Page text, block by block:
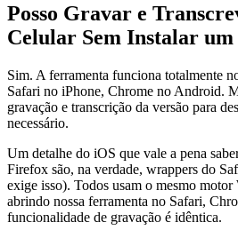
Posso Gravar e
Celular Sem Instalar
Sim. A ferramenta funciona totalmente
Safari no iPhone, Chrome no Android.
gravação e transcrição da versão para
necessário.
Um detalhe do iOS que vale a pena
Firefox são, na verdade, wrappers do
exige isso). Todos usam o mesmo
abrindo nossa ferramenta no Safari,
funcionalidade de gravação é idêntica.